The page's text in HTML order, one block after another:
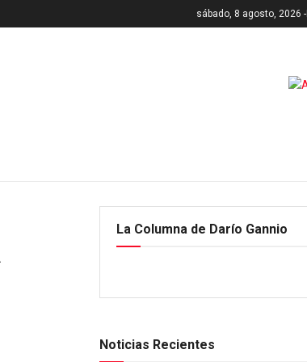
sábado, 8 agosto, 2026 -
La Columna de Darío Gannio
Noticias Recientes